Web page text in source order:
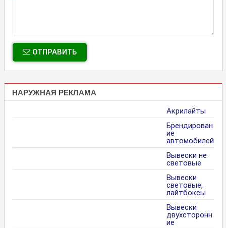
ОТПРАВИТЬ
НАРУЖНАЯ РЕКЛАМА
Акрилайты
Брендирован
ие
автомобилей
Вывески не
световые
Вывески
световые,
лайтбоксы
Вывески
двухсторонн
ие